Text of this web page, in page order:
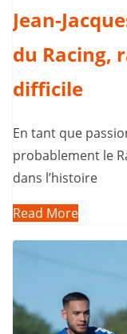
Jean-
du Racing,
difficile
En tant que
probablement le
dans l’histoire
Read More